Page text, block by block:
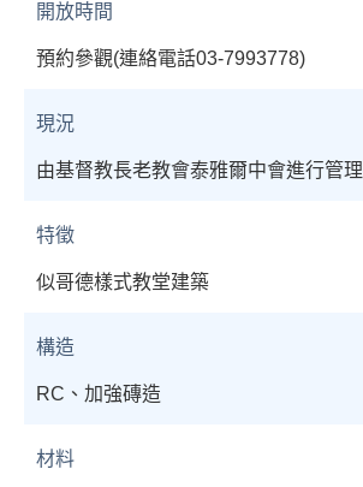
開放時間
預約參觀(連絡電話03-7993778)
現況
由基督教長老教會泰雅爾中會進行管理
特徵
似哥德樣式教堂建築
構造
RC、加強磚造
材料